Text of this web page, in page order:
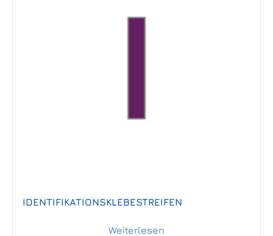
IDENTIFIKATIONSKLEBESTREIFEN
Weiterlesen